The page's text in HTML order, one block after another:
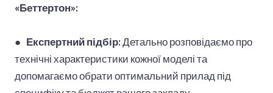
«Беттертон»:
● Експертний підбір:Детально розповідаємо про
технічні характеристики кожної моделі та
допомагаємо обрати оптимальний прилад під